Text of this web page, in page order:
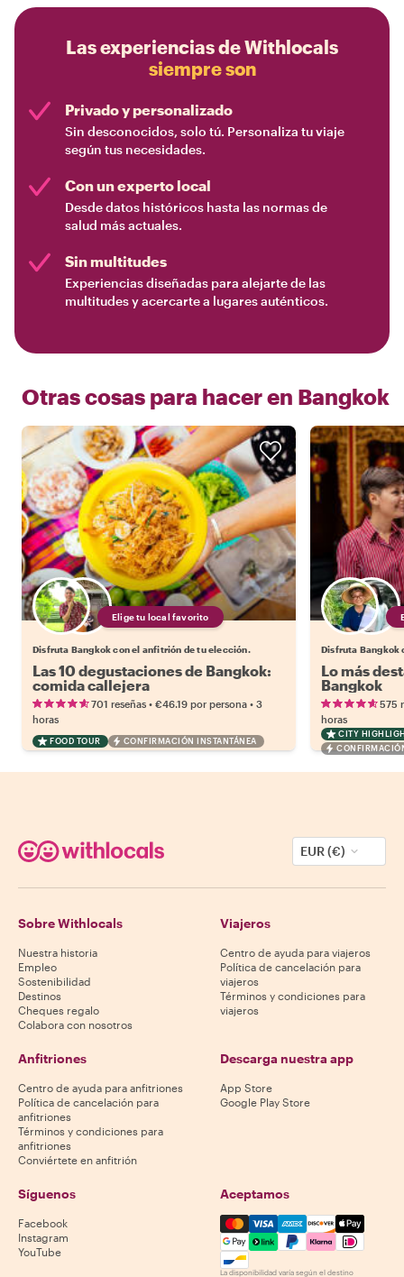
Las experiencias de Withlocals
siempre son
Privado y personalizado
Sin desconocidos, solo tú. Personaliza tu viaje
según tus necesidades.
Con un experto local
Desde datos históricos hasta las normas de
salud más actuales.
Sin multitudes
Experiencias diseñadas para alejarte de las
multitudes y acercarte a lugares auténticos.
Otras cosas para hacer en Bangkok
Elige tu local favorito
Disfruta Bangkok con el anfitrión de tu elección.
Las 10 degustaciones de Bangkok:
comida callejera
701 reseñas • €46.19 por persona • 3
horas
FOOD TOUR CONFIRMACIÓN INSTANTÁNEA
Disfruta Bangkok
Lo más
Bangkok
575
horas
CITY
EUR (€)
Sobre Withlocals
Nuestra historia
Empleo
Sostenibilidad
Destinos
Cheques regalo
Colabora con nosotros
Viajeros
Centro de ayuda para viajeros
Política de cancelación para
viajeros
Términos y condiciones para
viajeros
Anfitriones
Centro de ayuda para anfitriones
Política de cancelación para
anfitriones
Términos y condiciones para
anfitriones
Conviértete en anfitrión
Descarga nuestra app
App Store
Google Play Store
Síguenos
Facebook
Instagram
YouTube
Aceptamos
Mastercard, Visa, Amex,
La disponibilidad varía según el destino